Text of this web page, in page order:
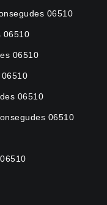
06510
06510
06510
06510
06510